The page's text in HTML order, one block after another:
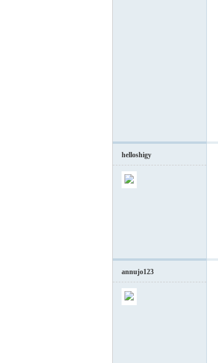
helloshigy
annujo123